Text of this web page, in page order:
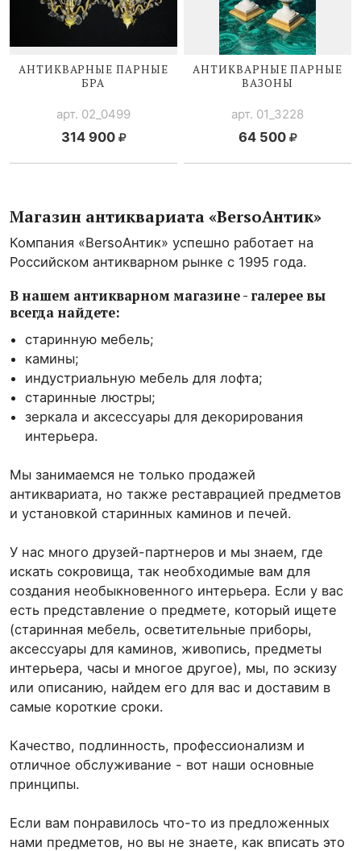
АНТИКВАРНЫЕ ПАРНЫЕ
БРА
арт. 02_0499
314 900
АНТИКВАРНЫЕ ПАРНЫЕ
ВАЗОНЫ
арт. 01_3228
64 500
Магазин антиквариата «BersoАнтик»
Компания «BersoАнтик» успешно работает на
Российском антикварном рынке с 1995 года.
В нашем антикварном магазине - галерее вы
всегда найдете:
старинную мебель;
камины;
индустриальную мебель для лофта;
старинные люстры;
зеркала и аксессуары для декорирования
интерьера.
Мы занимаемся не только продажей
антиквариата, но также реставрацией предметов
и установкой старинных каминов и печей.
У нас много друзей-партнеров и мы знаем, где
искать сокровища, так необходимые вам для
создания необыкновенного интерьера. Если у вас
есть представление о предмете, который ищете
(старинная мебель, осветительные приборы,
аксессуары для каминов, живопись, предметы
интерьера, часы и многое другое), мы, по эскизу
или описанию, найдем его для вас и доставим в
самые короткие сроки.
Качество, подлинность, профессионализм и
отличное обслуживание - вот наши основные
принципы.
Если вам понравилось что-то из предложенных
нами предметов, но вы не знаете, как вписать это